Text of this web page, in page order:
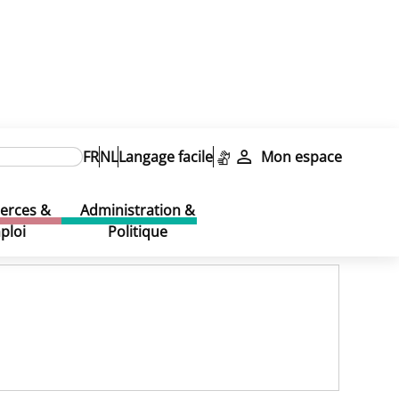
FRNLLangage facile Mon espace
&
Administration &
Politique
2023
2023